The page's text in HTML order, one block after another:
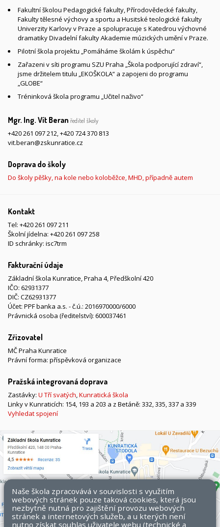
Fakultní školou Pedagogické fakulty, Přírodovědecké fakulty,
Fakulty tělesné výchovy a sportu a Husitské teologické fakulty
Univerzity Karlovy v Praze a spolupracuje s Katedrou výchovné
dramatiky Divadelní fakulty Akademie múzických umění v Praze.
Pilotní škola projektu „Pomáháme školám k úspěchu“
Zařazeni v síti programu SZU Praha „Škola podporující zdraví“,
jsme držitelem titulu „EKOŠKOLA“ a zapojeni do programu
„GLOBE“
Tréninková škola programu „Učitel naživo“
Mgr. Ing. Vít Beran ředitel školy
+420 261 097 212,+420 724 370 813
vit.beran@zskunratice.cz
Doprava do školy
Do školy pěšky, na kole nebo koloběžce, MHD, případně autem
Kontakt
Tel: +420 261 097 211
Školní jídelna: +420 261 097 258
ID schránky: isc7trm
Fakturační údaje
Základní škola Kunratice, Praha 4, Předškolní 420
IČO: 62931377
DIČ: CZ62931377
Účet: PPF banka a.s. - č.ú.: 2016970000/6000
Právnická osoba (ředitelství): 600037461
Zřizovatel
MČ Praha Kunratice
Právní forma: příspěvková organizace
Pražská integrovaná doprava
Zastávky: U Tří svatých,Kunratická škola
Linky v Kunraticích: 154, 193 a 203 a z Betáně: 332, 335, 337 a 339
Vyhledat spojení
Naše škola zpracovává v souvislosti s využitím
webových stránek pouze taková cookies, která jsou
nezbytně nutná pro zajištění provozu webových
stránek a internetových služeb, a u kterých není
nutno získat souhlas uživatele webu (technické a